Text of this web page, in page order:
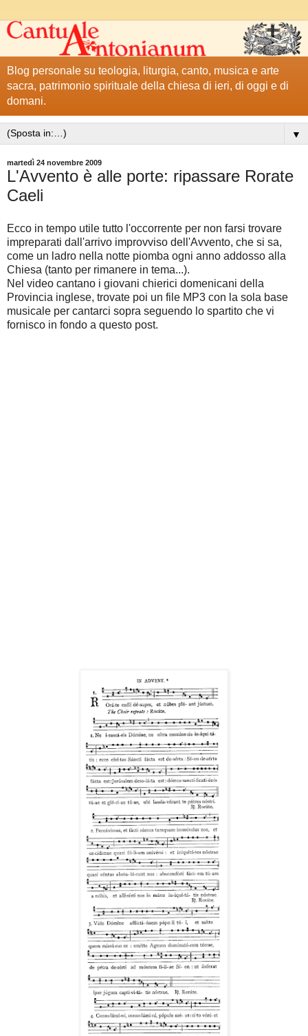
Blog personale su teologia, liturgia, canto, musica e arte
sacra, patrimonio spirituale della chiesa di ieri, di oggi e di
domani.
▼
martedì 24 novembre 2009
L'Avvento è alle porte: ripassare Rorate
Caeli
Ecco in tempo utile tutto l'occorrente per non farsi trovare
impreparati dall'arrivo improvviso dell'Avvento, che si sa,
come un ladro nella notte piomba ogni anno addosso alla
Chiesa (tanto per rimanere in tema...).
Nel video cantano i giovani chierici domenicani della
Provincia inglese, trovate poi un file MP3 con la sola base
musicale per cantarci sopra seguendo lo spartito che vi
fornisco in fondo a questo post.